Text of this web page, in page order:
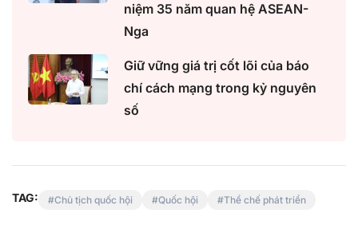
niệm 35 năm quan hệ ASEAN-
Nga
Giữ vững giá trị cốt lõi của báo
chí cách mạng trong kỷ nguyên
số
TAG: Chủ tịch quốc hội Quốc hội Thể chế phát triển